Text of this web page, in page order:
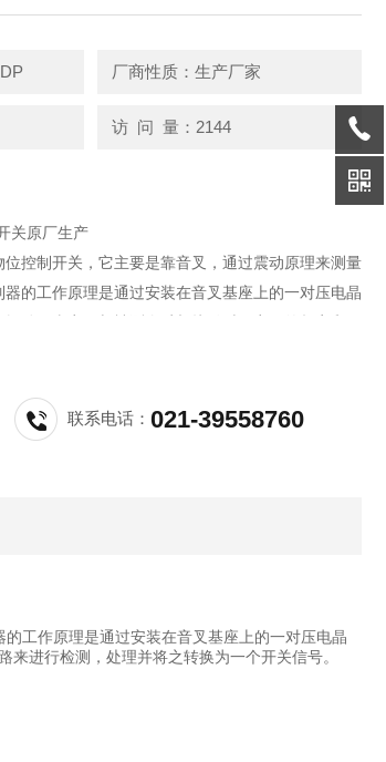
厂商性质：生产厂家
访 问 量：2144
关原厂生产
控制开关，它主要是靠音叉，通过震动原理来测量
的工作原理是通过安装在音叉基座上的一对压电晶
振动。当音叉与被测介质相接触时，音叉的频率和振
联系电话：021-39558760
工作原理是通过安装在音叉基座上的一对压电晶
进行检测，处理并将之转换为一个开关信号。